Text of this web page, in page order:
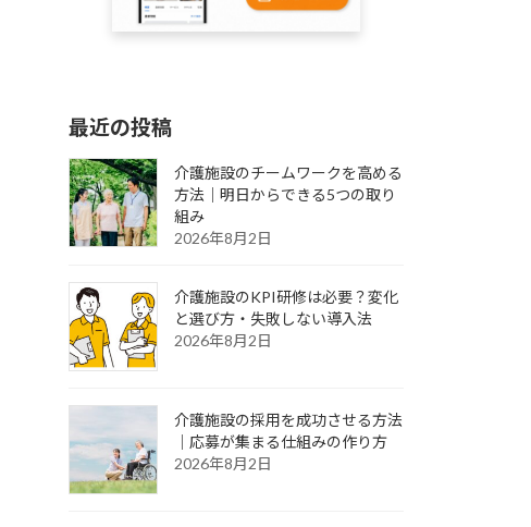
最近の投稿
介護施設のチームワークを高める
方法｜明日からできる5つの取り
組み
2026年8月2日
介護施設のKPI研修は必要？変化
と選び方・失敗しない導入法
2026年8月2日
介護施設の採用を成功させる方法
｜応募が集まる仕組みの作り方
2026年8月2日